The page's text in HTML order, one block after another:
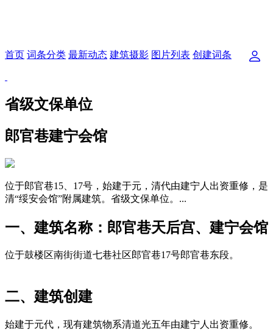
首页 词条分类 最新动态 建筑摄影 图片列表 创建词条
省级文保单位
郎官巷建宁会馆
位于郎官巷15、17号，始建于元，清代由建宁人出资重修，是
清“绥安会馆”附属建筑。省级文保单位。...
一、建筑名称：郎官巷天后宫、建宁会馆
位于鼓楼区南街街道七巷社区郎官巷17号郎官巷东段。
二、建筑创建
始建于元代，现有建筑物系清道光五年由建宁人出资重修。